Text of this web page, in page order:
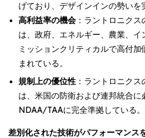
げており、デザインインの勢いを
高利益率の機会：ラントロニクス
は、政府、エネルギー、農業、イ
ミッションクリティカルで高付
まれている。
規制上の優位性 ：ラントロニク
は、米国の防衛および連邦統合に
NDAA/TAAに完全準拠している。
差別化された技術がパフォーマンス